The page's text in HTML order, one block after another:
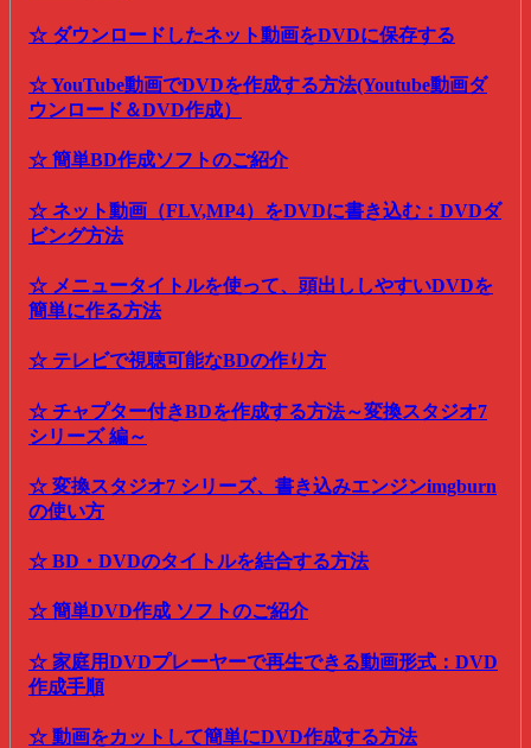
☆ ダウンロードしたネット動画をDVDに保存する
☆ YouTube動画でDVDを作成する方法(Youtube動画ダ
ウンロード＆DVD作成）
☆ 簡単BD作成ソフトのご紹介
☆ ネット動画（FLV,MP4）をDVDに書き込む：DVDダ
ビング方法
☆ メニュータイトルを使って、頭出ししやすいDVDを
簡単に作る方法
☆ テレビで視聴可能なBDの作り方
☆ チャプター付きBDを作成する方法～変換スタジオ7
シリーズ 編～
☆ 変換スタジオ7 シリーズ、書き込みエンジンimgburn
の使い方
☆ BD・DVDのタイトルを結合する方法
☆ 簡単DVD作成 ソフトのご紹介
☆ 家庭用DVDプレーヤーで再生できる動画形式：DVD
作成手順
☆ 動画をカットして簡単にDVD作成する方法